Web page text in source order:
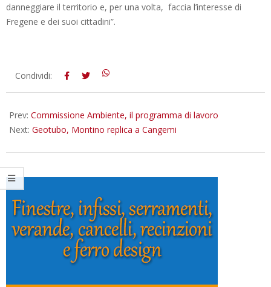
danneggiare il territorio e, per una volta, faccia l’interesse di
Fregene e dei suoi cittadini”.
2018-
Condividi:
Prev: Commissione Ambiente, il programma di lavoro
Next: Geotubo, Montino replica a Cangemi